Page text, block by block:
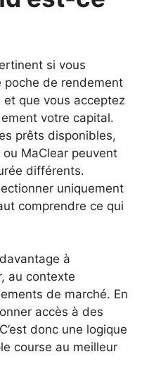
si vous
poche de rendement
que vous acceptez
votre capital.
prêts disponibles,
MaClear peuvent
différents.
uniquement
comprendre ce qui
à
au contexte
de marché. En
accès à des
donc une logique
course au meilleur